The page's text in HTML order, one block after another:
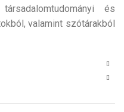
és
valamint szótárakból